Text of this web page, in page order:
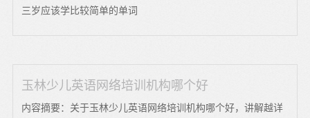
三岁应该学比较简单的单词
玉林少儿英语网络培训机构哪个好
内容摘要：关于玉林少儿英语网络培训机构哪个好，讲解越详